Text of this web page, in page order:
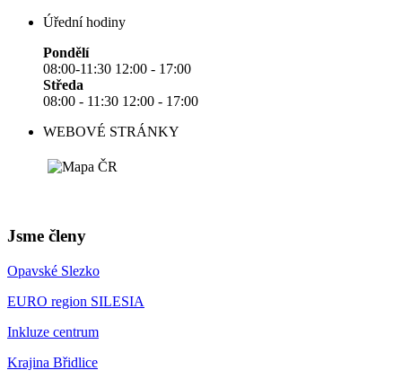
Úřední hodiny
Pondělí
08:00-11:30 12:00 - 17:00
Středa
08:00 - 11:30 12:00 - 17:00
WEBOVÉ STRÁNKY
Jsme členy
Opavské Slezko
EURO region SILESIA
Inkluze centrum
Krajina Břidlice